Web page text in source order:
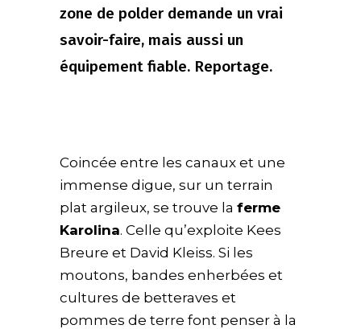
zone de polder demande un vrai
savoir-faire, mais aussi un
équipement fiable. Reportage.
Coincée entre les canaux et une
immense digue, sur un terrain
plat argileux, se trouve la ferme
Karolina. Celle qu’exploite Kees
Breure et David Kleiss. Si les
moutons, bandes enherbées et
cultures de betteraves et
pommes de terre font penser à la